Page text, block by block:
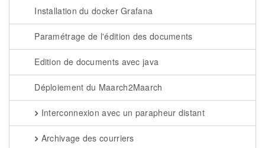
Installation du docker Grafana
Paramétrage de l'édition des documents
Edition de documents avec java
Déploiement du Maarch2Maarch
Interconnexion avec un parapheur distant
Archivage des courriers